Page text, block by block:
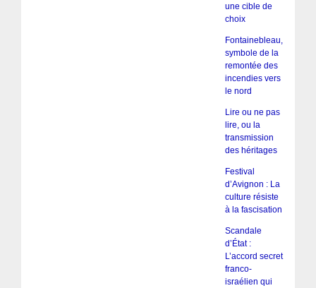
une cible de
choix
Fontainebleau,
symbole de la
remontée des
incendies vers
le nord
Lire ou ne pas
lire, ou la
transmission
des héritages
Festival
d’Avignon : La
culture résiste
à la fascisation
Scandale
d’État :
L’accord secret
franco-
israélien qui